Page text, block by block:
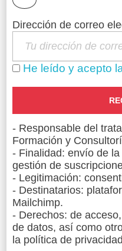
Claves
con éxito
Ayudante
Organización,
No hace falta estudiar
una memoria
contar con unplan
ritmo , materiales
te guíe y te corrija de
Sinergia Prisiones
persona teniendo en
horarios y sus
Dirección de correo
He leído y acepto
- Responsable del
Formación y
- Finalidad: envío de
gestión de
- Legitimación:
- Destinatarios:
Mailchimp.
- Derechos: de
de datos, así como
la política de